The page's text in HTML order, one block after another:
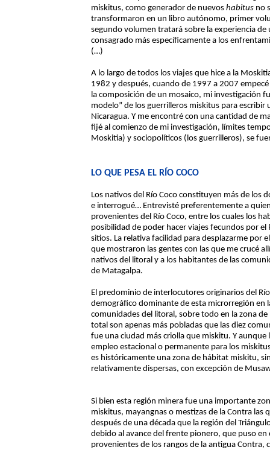
miskitus, como generador de nuevos habitus no
transformaron en un libro autónomo, primer
segundo volumen tratará sobre la experiencia
consagrado más específicamente a los
(…)
A lo largo de todos los viajes que hice a la
1982 y después, cuando de 1997 a 2007
la composición de un mosaico, mi investigación
modelo” de los guerrilleros miskitus para
Nicaragua. Y me encontré con una cantidad de
fijé al comienzo de mi investigación, límites
Moskitia) y sociopolíticos (los guerrilleros), se
LO QUE PESA EL RÍO COCO
Los nativos del Río Coco constituyen más de los
e interrogué… Entrevisté preferentemente a
provenientes del Río Coco, entre los cuales los
posibilidad de poder hacer viajes fecundos por
sitios. La relativa facilidad para desplazarme por
que mostraron las gentes con las que me crucé
nativos del litoral y a los habitantes de las
de Matagalpa.
El predominio de interlocutores originarios del
demográfico dominante de esta microrregión en
comunidades del litoral, sobre todo en la zona
total son apenas más pobladas que las diez
fue una ciudad más criolla que miskitu. Y
empleo estacional o permanente para los
es históricamente una zona de hábitat miskitu,
relativamente dispersas, con excepción de
Si bien esta región minera fue una importante
miskitus, mayangnas o mestizas de la Contra
después de una década que la región del
debido al avance del frente pionero, que puso
provenientes de los rangos de la antigua Contra,